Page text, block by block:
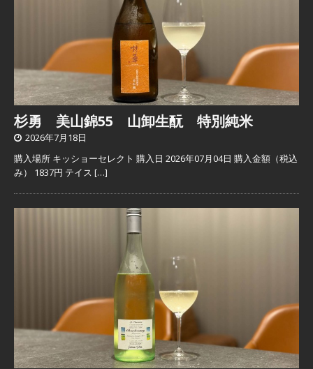
杉勇 美山錦55 山卸生酛 特別純米
2026年7月18日
購入場所 キッショーセレクト 購入日 2026年07月04日 購入金額（税込
み） 1837円 テイス […]